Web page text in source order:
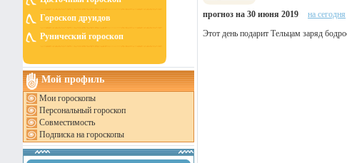
Гороскоп друидов
Рунический гороскоп
Мой профиль
Мои гороскопы
Персональный гороскоп
Совместимость
Подписка на гороскопы
прогноз на 30 июня 2019 на сегодня
Этот день подарит Тельцам заряд